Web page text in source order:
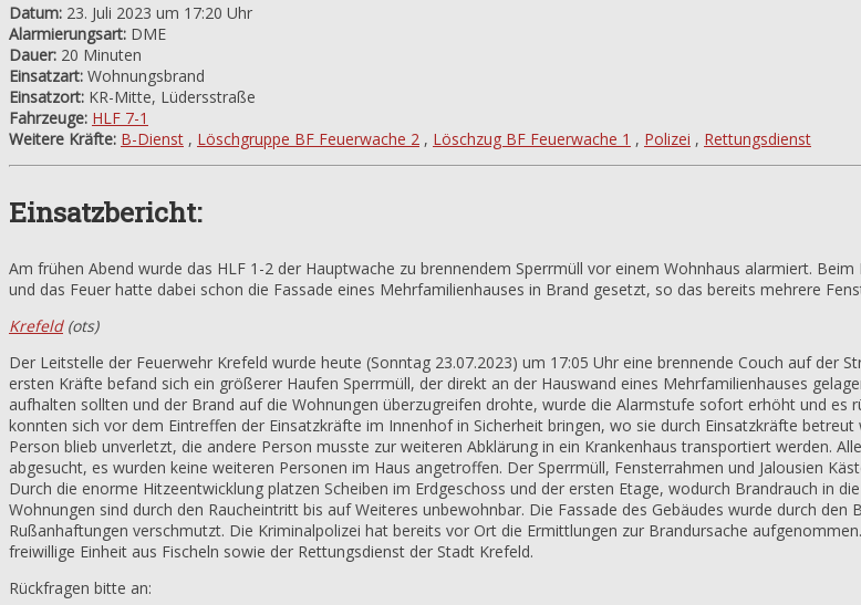
Datum: 23. Juli 2023 um 17:20 Uhr
Alarmierungsart: DME
Dauer: 20 Minuten
Einsatzart: Wohnungsbrand
Einsatzort: KR-Mitte, Lüdersstraße
Fahrzeuge: HLF 7-1
Weitere Kräfte: B-Dienst , Löschgruppe BF Feuerwache 2 , Löschzug BF Feuerwache 1 , Polizei , Rettungsdienst
Einsatzbericht:
Am frühen Abend wurde das HLF 1-2 der Hauptwache zu brennendem Sperrmüll vor einem Wohnhaus alarmiert.
und das Feuer hatte dabei schon die Fassade eines Mehrfamilienhauses in Brand gesetzt, so das bereits mehrere
Krefeld(ots)
Der Leitstelle der Feuerwehr Krefeld wurde heute (Sonntag 23.07.2023) um 17:05 Uhr eine brennende Couch auf der
ersten Kräfte befand sich ein größerer Haufen Sperrmüll, der direkt an der Hauswand eines Mehrfamilienhauses
aufhalten sollten und der Brand auf die Wohnungen überzugreifen drohte, wurde die Alarmstufe sofort erhöht und es
konnten sich vor dem Eintreffen der Einsatzkräfte im Innenhof in Sicherheit bringen, wo sie durch Einsatzkräfte
Person blieb unverletzt, die andere Person musste zur weiteren Abklärung in ein Krankenhaus transportiert werden.
abgesucht, es wurden keine weiteren Personen im Haus angetroffen. Der Sperrmüll, Fensterrahmen und Jalousien
Durch die enorme Hitzeentwicklung platzen Scheiben im Erdgeschoss und der ersten Etage, wodurch Brandrauch in
Wohnungen sind durch den Raucheintritt bis auf Weiteres unbewohnbar. Die Fassade des Gebäudes wurde durch
Rußanhaftungen verschmutzt. Die Kriminalpolizei hat bereits vor Ort die Ermittlungen zur Brandursache
freiwillige Einheit aus Fischeln sowie der Rettungsdienst der Stadt Krefeld.
Rückfragen bitte an: